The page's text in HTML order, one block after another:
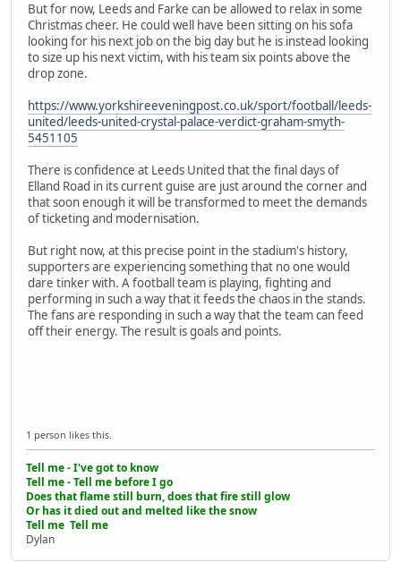
But for now, Leeds and Farke can be allowed to relax in some
Christmas cheer. He could well have been sitting on his sofa
looking for his next job on the big day but he is instead looking
to size up his next victim, with his team six points above the
drop zone.
https://www.yorkshireeveningpost.co.uk/sport/football/leeds-
united/leeds-united-crystal-palace-verdict-graham-smyth-
5451105
There is confidence at Leeds United that the final days of
Elland Road in its current guise are just around the corner and
that soon enough it will be transformed to meet the demands
of ticketing and modernisation.
But right now, at this precise point in the stadium's history,
supporters are experiencing something that no one would
dare tinker with. A football team is playing, fighting and
performing in such a way that it feeds the chaos in the stands.
The fans are responding in such a way that the team can feed
off their energy. The result is goals and points.
1 person likes this.
Tell me - I've got to know
Tell me - Tell me before I go
Does that flame still burn, does that fire still glow
Or has it died out and melted like the snow
Tell me Tell me
Dylan